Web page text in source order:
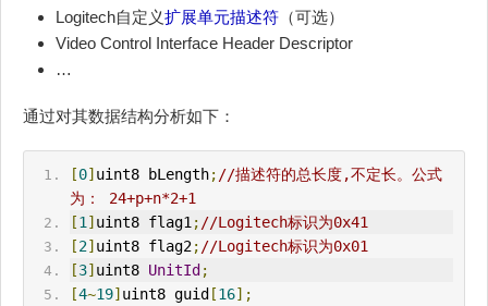
Logitech自定义扩展单元描述符 （可选）
Video Control Interface Header Descriptor
…
通过对其数据结构分析如下：
[0] uint8 bLength;//描述符的总长度,不定长。公式
为： 24+p+n*2+1
[1] uint8 flag1;//Logitech标识为0x41
[2] uint8 flag2;//Logitech标识为0x01
[3] uint8 UnitId ;
[4~19] uint8 guid [16];